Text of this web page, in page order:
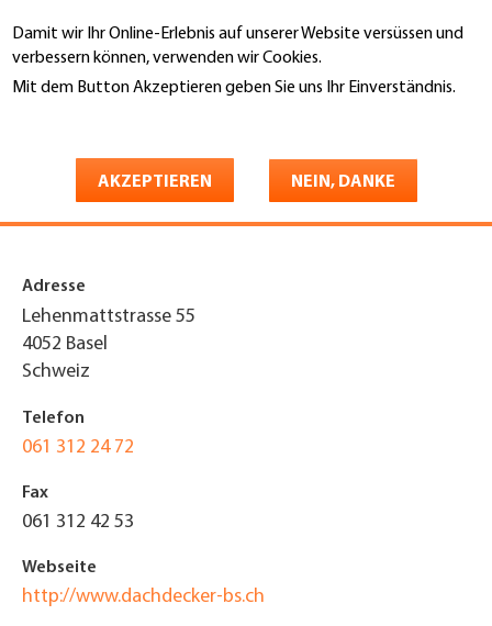
Damit wir Ihr Online-Erlebnis auf unserer Website versüssen und
verbessern können, verwenden wir Cookies.
Mit dem Button Akzeptieren geben Sie uns Ihr Einverständnis.
AKZEPTIEREN NEIN, DANKE
zum
Inhalt
R. + M. Fischer AG
Bedachungen
Adresse
Lehenmattstrasse 55
4052 Basel
Schweiz
Telefon
061 312 24 72
Fax
061 312 42 53
Webseite
http://www.dachdecker-bs.ch